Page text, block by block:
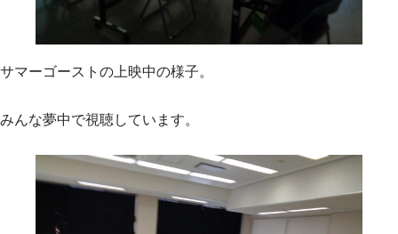
サマーゴーストの上映中の様子。
みんな夢中で視聴しています。